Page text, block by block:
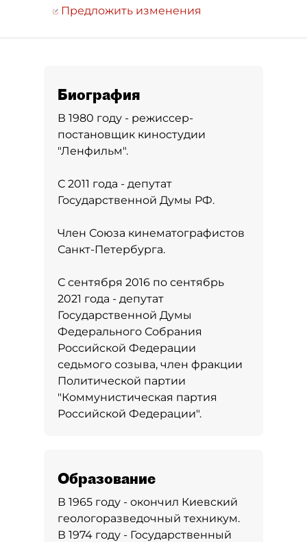
Предложить изменения
Биография
В 1980 году - режиссер-
постановщик киностудии
"Ленфильм".
С 2011 года - депутат
Государственной Думы РФ.
Член Союза кинематографистов
Санкт-Петербурга.
С сентября 2016 по сентябрь
2021 года - депутат
Государственной Думы
Федерального Собрания
Российской Федерации
седьмого созыва, член фракции
Политической партии
"Коммунистическая партия
Российской Федерации".
Образование
В 1965 году - окончил Киевский
геологоразведочный техникум.
В 1974 году - Государственный